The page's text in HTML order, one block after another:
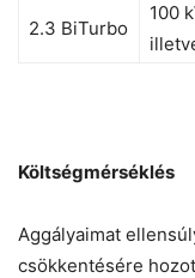
2.3 BiTurbo
100
Költségmérséklés
Aggályaimat
csökkentésére